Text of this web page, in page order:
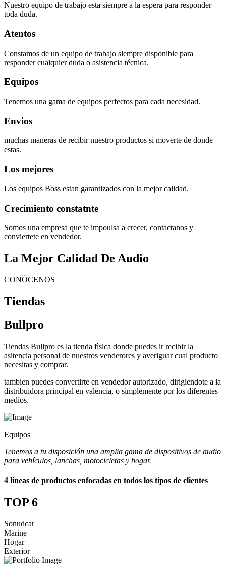
Nuestro equipo de trabajo esta siempre a la espera para responder
toda duda.
Atentos
Constamos de un equipo de trabajo siempre disponible para
responder cualquier duda o asistencia técnica.
Equipos
Tenemos una gama de equipos perfectos para cada necesidad.
Envios
muchas maneras de recibir nuestro productos si moverte de donde
estas.
Los mejores
Los equipos Boss estan garantizados con la mejor calidad.
Crecimiento constatnte
Somos una empresa que te impoulsa a crecer, contactanos y
conviertete en vendedor.
La Mejor Calidad De Audio
CONÓCENOS
Tiendas
Bullpro
Tiendas Bullpro es la tienda fìsica donde puedes ir recibir la
asitencia personal de nuestros venderores y averiguar cual producto
necesitas y comprar.
tambien puedes convertirte en vendedor autorizado, dirigiendote a la
distribuidora principal en valencia, o simplemente por los diferentes
medios.
Equipos
Tenemos a tu disposición una amplia gama de dispositivos de audio
para vehículos, lanchas, motocicletas y hogar.
4 lineas de productos enfocadas en todos los tipos de clientes
TOP 6
Sonudcar
Marine
Hogar
Exterior